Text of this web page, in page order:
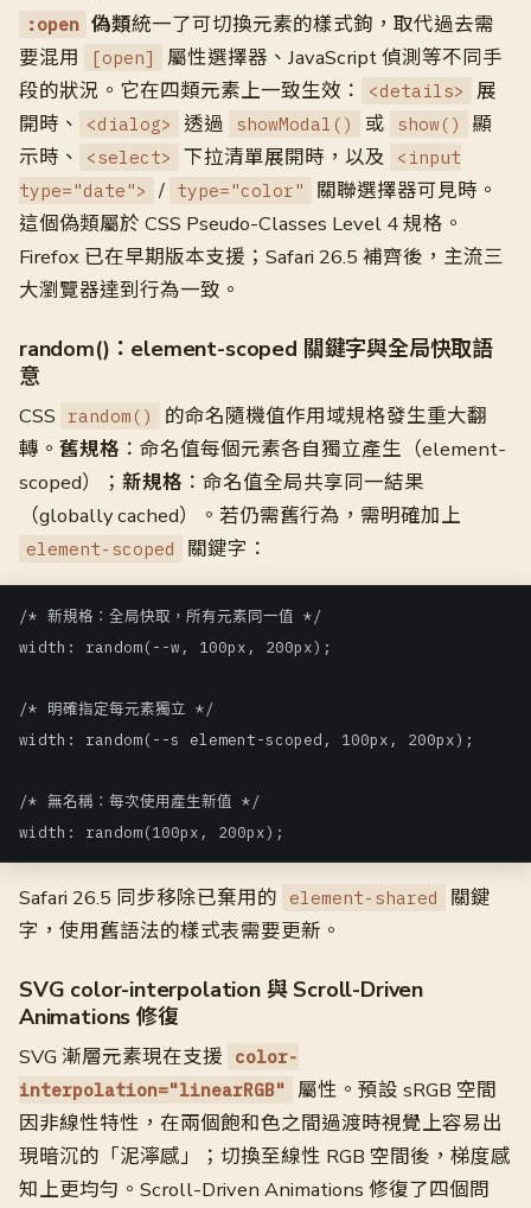
:open 偽類統一了可切換元素的樣式鉤，取代過去需
要混用
[open]
屬性選擇器、JavaScript 偵測等不同手
段的狀況。它在四類元素上一致生效：
<details>
展
開時、
<dialog> 透過 showModal() 或 show()
顯
示時、
<select> 下拉清單展開時，以及
<input
type="date"> / type="color"
關聯選擇器可見時。
這個偽類屬於 CSS Pseudo-Classes Level 4 規格。
Firefox 已在早期版本支援；Safari 26.5 補齊後，主流三
大瀏覽器達到行為一致。
random()：element-scoped 關鍵字與全局快取語
意
CSS random()
的命名隨機值作用域規格發生重大翻
轉。 舊規格 ：命名值每個元素各自獨立產生（element-
scoped）； 新規格 ：命名值全局共享同一結果
（globally cached）。若仍需舊行為，需明確加上
element-scoped 關鍵字：
/* 新規格：全局快取，所有元素同一值 */
width: random(--w, 100px, 200px);
/* 明確指定每元素獨立 */
width: random(--s element-scoped, 100px, 200px);
/* 無名稱：每次使用產生新值 */
width: random(100px, 200px);
Safari 26.5 同步移除已棄用的 element-shared
關鍵
字，使用舊語法的樣式表需要更新。
SVG color-interpolation 與 Scroll-Driven
Animations 修復
SVG 漸層元素現在支援
color-
interpolation="linearRGB" 屬性。預設 sRGB 空間
因非線性特性，在兩個飽和色之間過渡時視覺上容易出
現暗沉的「泥濘感」；切換至線性 RGB 空間後，梯度感
知上更均勻。Scroll-Driven Animations 修復了四個問